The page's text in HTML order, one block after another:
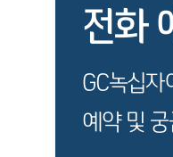
전화
GC녹십
예약 및